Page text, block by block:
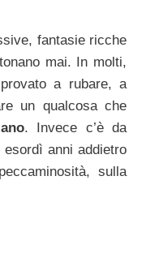
fantasie ricche
mai. In molti,
a rubare, a
un qualcosa che
. Invece c’è da
anni addietro
sulla